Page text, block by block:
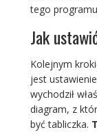
tego
Jak
Kolejnym
jest
wychodził
diagram, z
być tabliczka.